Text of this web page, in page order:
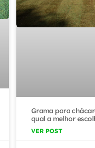
Grama para
qual a melhor
VER POST